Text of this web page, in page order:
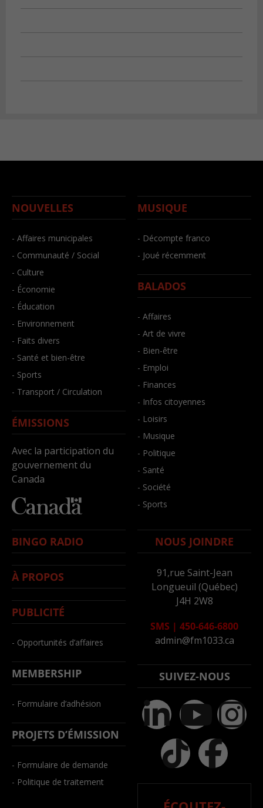
NOUVELLES
- Affaires municipales
- Communauté / Social
- Culture
- Économie
- Éducation
- Environnement
- Faits divers
- Santé et bien-être
- Sports
- Transport / Circulation
ÉMISSIONS
Avec la participation du
gouvernement du
Canada
MUSIQUE
- Décompte franco
- Joué récemment
BALADOS
- Affaires
- Art de vivre
- Bien-être
- Emploi
- Finances
- Infos citoyennes
- Loisirs
- Musique
- Politique
- Santé
- Société
- Sports
BINGO RADIO
À PROPOS
PUBLICITÉ
- Opportunités d’affaires
MEMBERSHIP
- Formulaire d’adhésion
PROJETS D’ÉMISSION
- Formulaire de demande
- Politique de traitement
NOUS JOINDRE
91,rue Saint-Jean
Longueuil (Québec)
J4H 2W8
SMS | 450-646-6800
admin@fm1033.ca
SUIVEZ-NOUS